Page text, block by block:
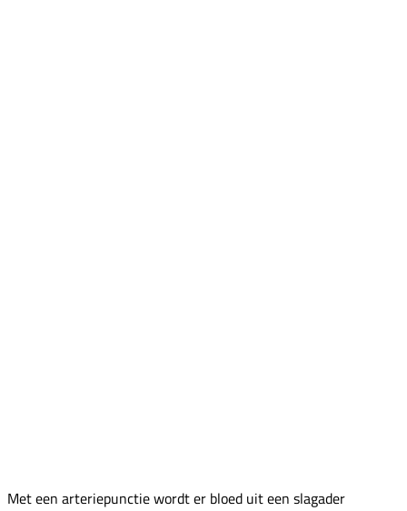
Met een arteriepunctie wordt er bloed uit een slagader